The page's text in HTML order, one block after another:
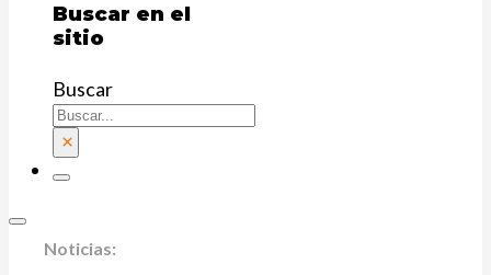
Buscar en el
sitio
Buscar
×
Concertada
Privada
Atención a la discapacidad
Revista Discapacidad
Centros Universitarios y de Investigación
Universidades Privadas
Colegios Mayores
Noticias: